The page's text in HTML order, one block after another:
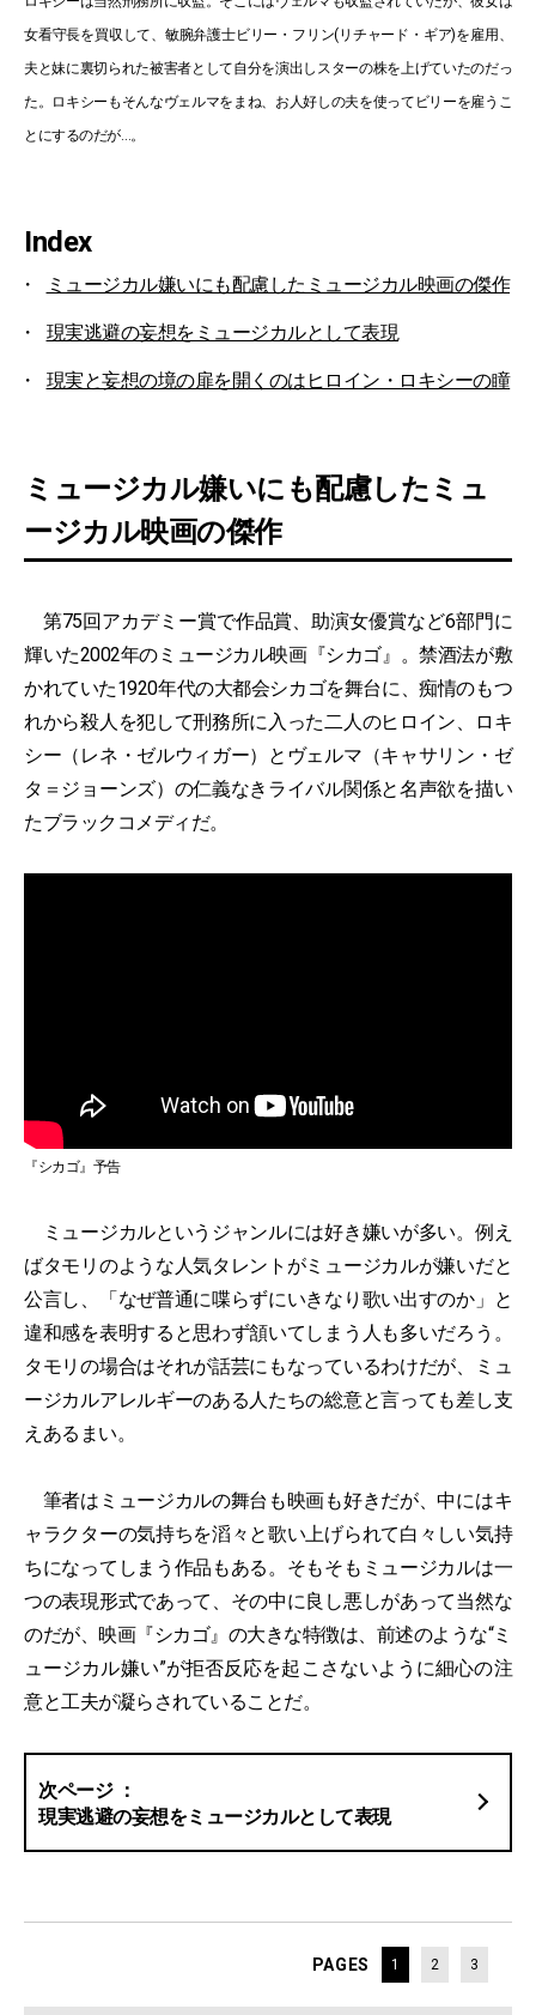
女看守長を買収して、敏腕弁護士ビリー・フリン(リチャード・ギア)を雇用、
夫と妹に裏切られた被害者として自分を演出しスターの株を上げていたのだっ
た。ロキシーもそんなヴェルマをまね、お人好しの夫を使ってビリーを雇うこ
とにするのだが…。
Index
ミュージカル嫌いにも配慮したミュージカル映画の傑作
現実逃避の妄想をミュージカルとして表現
現実と妄想の境の扉を開くのはヒロイン・ロキシーの瞳
ミュージカル嫌いにも配慮したミュ
ージカル映画の傑作
第75回アカデミー賞で作品賞、助演女優賞など6部門に
輝いた2002年のミュージカル映画『シカゴ』。禁酒法が敷
かれていた1920年代の大都会シカゴを舞台に、痴情のもつ
れから殺人を犯して刑務所に入った二人のヒロイン、ロキ
シー（レネ・ゼルウィガー）とヴェルマ（キャサリン・ゼ
タ＝ジョーンズ）の仁義なきライバル関係と名声欲を描い
たブラックコメディだ。
『シカゴ』予告
ミュージカルというジャンルには好き嫌いが多い。例え
ばタモリのような人気タレントがミュージカルが嫌いだと
公言し、「なぜ普通に喋らずにいきなり歌い出すのか」と
違和感を表明すると思わず頷いてしまう人も多いだろう。
タモリの場合はそれが話芸にもなっているわけだが、ミュ
ージカルアレルギーのある人たちの総意と言っても差し支
えあるまい。
筆者はミュージカルの舞台も映画も好きだが、中にはキ
ャラクターの気持ちを滔々と歌い上げられて白々しい気持
ちになってしまう作品もある。そもそもミュージカルは一
つの表現形式であって、その中に良し悪しがあって当然な
のだが、映画『シカゴ』の大きな特徴は、前述のような“ミ
ュージカル嫌い”が拒否反応を起こさないように細心の注
意と工夫が凝らされていることだ。
現実逃避の妄想をミュージカルとして表現
PAGES 1 2 3